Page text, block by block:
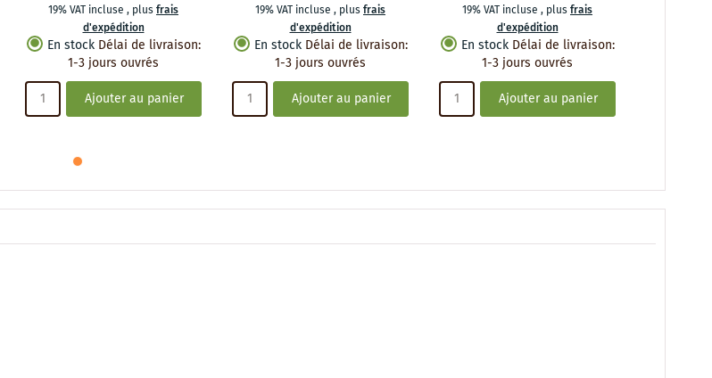
19% VAT incluse , plusfrais
d'expédition
En stock Délai de livraison:
1-3 jours ouvrés
Ajouter au panier
19% VAT incluse , plusfrais
d'expédition
En stock Délai de livraison:
1-3 jours ouvrés
Ajouter au panier
19% VAT incluse , plusfrais
d'expédition
En stock Délai de livraison:
1-3 jours ouvrés
Ajouter au panier